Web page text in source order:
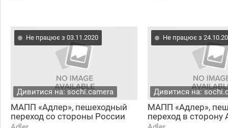
Не працює з 03.11.2020
Дивитися на: sochi.camera
МАПП «Адлер», пешеходный
переход со стороны России
Не працює з
Дивитися на:
МАПП «Адлер»,
переход в сторону